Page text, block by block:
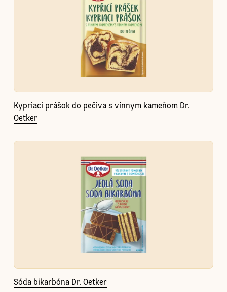
Kypriaci prášok do pečiva s vínnym kameňom Dr.
Oetker
Sóda bikarbóna Dr. Oetker